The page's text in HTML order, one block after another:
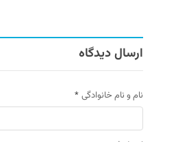
ارسال دیدگاه
نام و نام خانوادگی *